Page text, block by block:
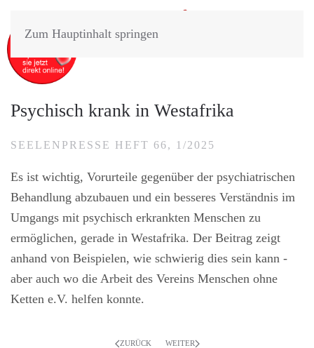
Zum Hauptinhalt springen
Psychisch krank in Westafrika
SEELENPRESSE HEFT 66, 1/2025
Es ist wichtig, Vorurteile gegenüber der psychiatrischen
Behandlung abzubauen und ein besseres Verständnis im
Umgangs mit psychisch erkrankten Menschen zu
ermöglichen, gerade in Westafrika. Der Beitrag zeigt
anhand von Beispielen, wie schwierig dies sein kann -
aber auch wo die Arbeit des Vereins Menschen ohne
Ketten e.V. helfen konnte.
ZURÜCK WEITER